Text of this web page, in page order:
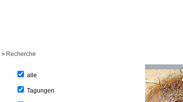
> Recherche
alle
Tagungen